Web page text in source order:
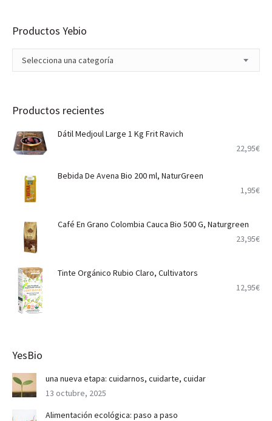
Productos Yebio
Selecciona una categoría
Productos recientes
Dátil Medjoul Large 1 Kg Frit Ravich
22,95€
Bebida De Avena Bio 200 ml, NaturGreen
1,95€
Café En Grano Colombia Cauca Bio 500 G, Naturgreen
23,95€
Tinte Orgánico Rubio Claro, Cultivators
12,95€
YesBio
una nueva etapa: cuidarnos, cuidarte, cuidar
13 octubre, 2025
Alimentación ecológica: paso a paso